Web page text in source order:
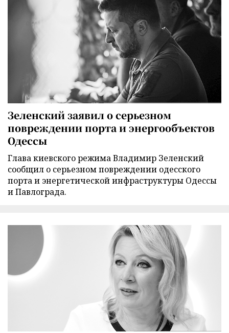
Зеленский заявил о серьезном
повреждении порта и энергообъектов
Одессы
Глава киевского режима Владимир Зеленский
сообщил о серьезном повреждении одесского
порта и энергетической инфраструктуры Одессы
и Павлограда.